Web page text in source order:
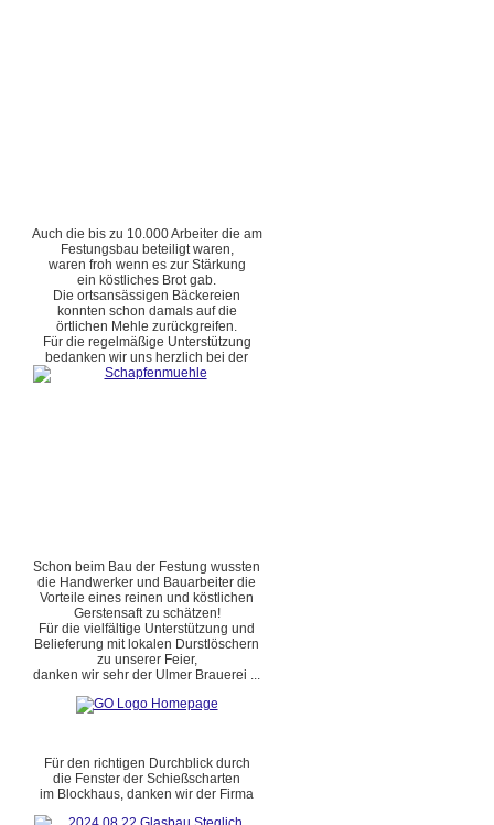
Auch die bis zu 10.000 Arbeiter die am
Festungsbau beteiligt waren,
waren froh wenn es zur Stärkung
ein köstliches Brot gab.
Die ortsansässigen Bäckereien
konnten schon damals auf die
örtlichen Mehle zurückgreifen.
Für die regelmäßige Unterstützung
bedanken wir uns herzlich bei der
Schon beim Bau der Festung wussten
die Handwerker und Bauarbeiter die
Vorteile eines reinen und köstlichen
Gerstensaft zu schätzen!
Für die vielfältige Unterstützung und
Belieferung mit lokalen Durstlöschern
zu unserer Feier,
danken wir sehr der Ulmer Brauerei ...
Für den richtigen Durchblick durch
die Fenster der Schießscharten
im Blockhaus, danken wir der Firma